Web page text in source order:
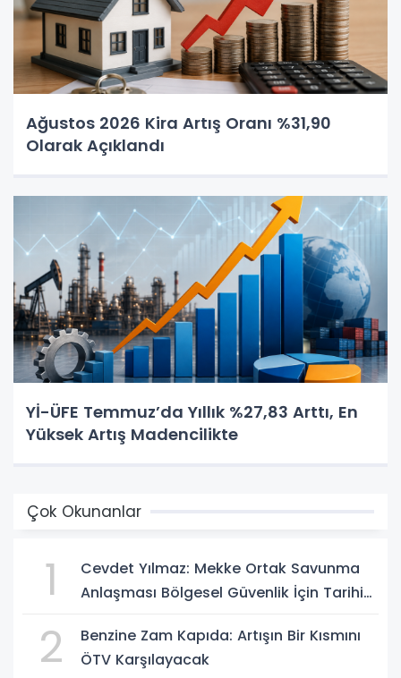
Ağustos 2026 Kira Artış Oranı %31,90
Olarak Açıklandı
Yİ-ÜFE Temmuz’da Yıllık %27,83 Arttı, En
Yüksek Artış Madencilikte
Çok Okunanlar
1
Cevdet Yılmaz: Mekke Ortak Savunma
Anlaşması Bölgesel Güvenlik İçin Tarihi
2
Benzine Zam Kapıda: Artışın Bir Kısmını
ÖTV Karşılayacak